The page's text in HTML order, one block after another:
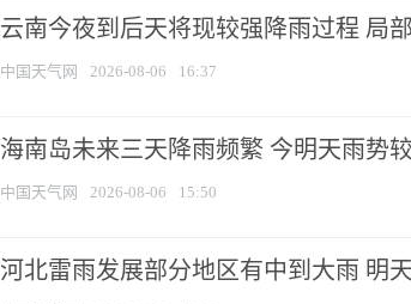
云南今夜到后天将现较强降雨过程 局
中国天气网 2026-08-06 16:37
海南岛未来三天降雨频繁 今明天雨势
中国天气网 2026-08-06 15:50
河北雷雨发展部分地区有中到大雨 明